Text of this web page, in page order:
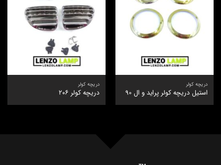
دریچه کولر
استیل دریچه کولر پراید و ال 90
دریچه کولر
دریچه کولر ۲۰۶